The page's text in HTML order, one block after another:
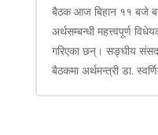
बैठक आज बिहान ११ बजे
अर्थसम्बन्धी महत्त्वपूर्ण
गरिएका छन्। सङ्घीय
बैठकमा अर्थमन्त्री डा.